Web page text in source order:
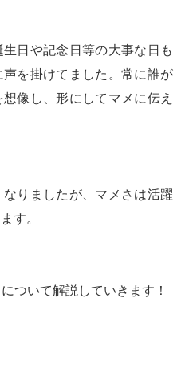
日や記念日等の大事な日も
を掛けてました。常に誰が
像し、形にしてマメに伝え
なりましたが、マメさは活躍
す。
ついて解説していきます！